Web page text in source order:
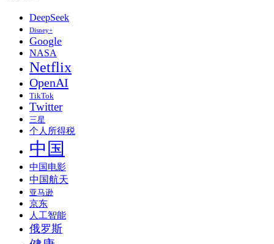
DeepSeek
Disney+
Google
NASA
Netflix
OpenAI
TikTok
Twitter
三星
个人所得税
中国
中国电影
中国航天
亚马逊
京东
人工智能
俄罗斯